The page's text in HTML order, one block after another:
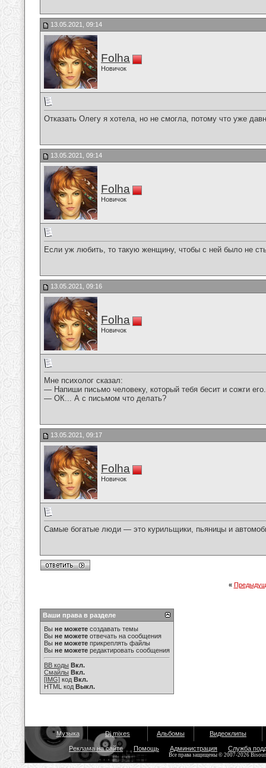
13.05.2021, 09:14
Folha
Новичок
Отказать Олегу я хотела, но не смогла, потому что уже
13.05.2021, 09:14
Folha
Новичок
Если уж любить, то такую женщину, чтобы с ней было не
13.05.2021, 09:16
Folha
Новичок
Мне психолог сказал:
— Напиши письмо человеку, который тебя бесит и сожги
— ОК... А с письмом что делать?
13.05.2021, 09:17
Folha
Новичок
Самые богатые люди — это курильщики, пьяницы и
«
Ваши права в разделе
Вы не можете создавать темы
Вы не можете отвечать на сообщения
Вы не можете прикреплять файлы
Вы не можете редактировать сообщения
BB коды Вкл.
Смайлы Вкл.
[IMG] код Вкл.
HTML код Выкл.
Музыка Dj mixes Альбомы Видеоклипы
Реклама на сайте Помощь Администрация Служба
Все права защищены © 2007-2026